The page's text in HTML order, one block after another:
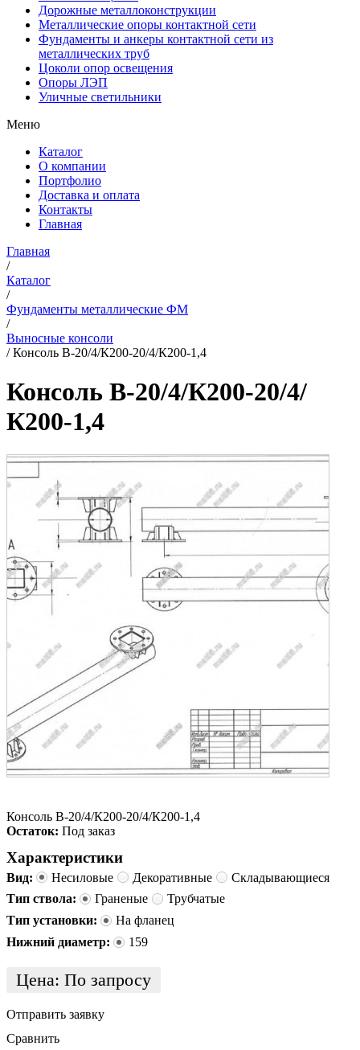
Дорожные металлоконструкции
Металлические опоры контактной сети
Фундаменты и анкеры контактной сети из
металлических труб
Цоколи опор освещения
Опоры ЛЭП
Уличные светильники
Меню
Каталог
О компании
Портфолио
Доставка и оплата
Контакты
Главная
Главная
/
Каталог
/
Фундаменты металлические ФМ
/
Выносные консоли
/Консоль В-20/4/К200-20/4/К200-1,4
Консоль В-20/4/К200-20/4/
К200-1,4
Консоль В-20/4/К200-20/4/К200-1,4
Остаток: Под заказ
Характеристики
Вид: Несиловые Декоративные
Складывающиеся
Тип ствола:
Граненые
Трубчатые
Тип установки:
На фланец
Нижний диаметр:
159
Цена: По запросу
Отправить заявку
Сравнить